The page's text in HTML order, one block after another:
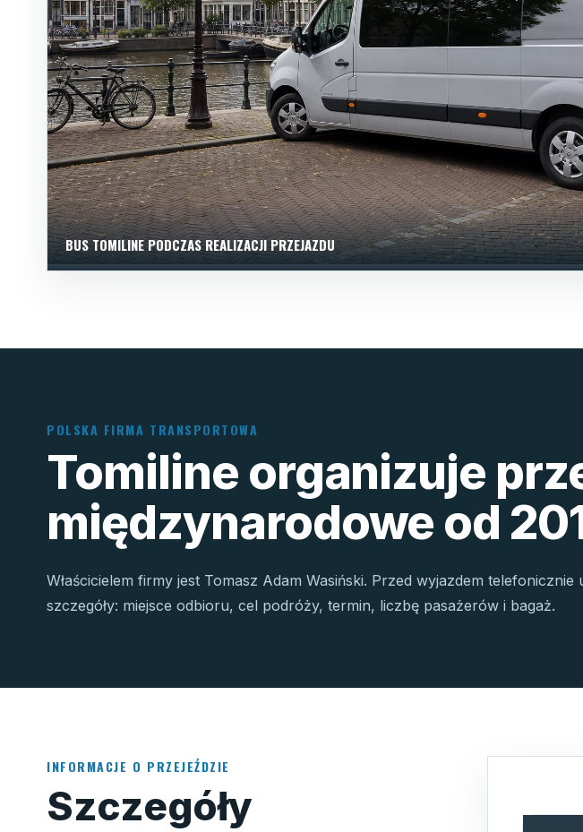
BUS TOMILINE PODCZAS REALIZACJI PRZEJAZDU
POLSKA FIRMA TRANSPORTOWA
Tomiline organizuje
międzynarodowe od
Właścicielem firmy jest Tomasz Adam Wasiński. Przed wyjazdem telefonicznie
szczegóły: miejsce odbioru, cel podróży, termin, liczbę pasażerów i bagaż.
INFORMACJE O PRZEJEŹDZIE
Szczegóły